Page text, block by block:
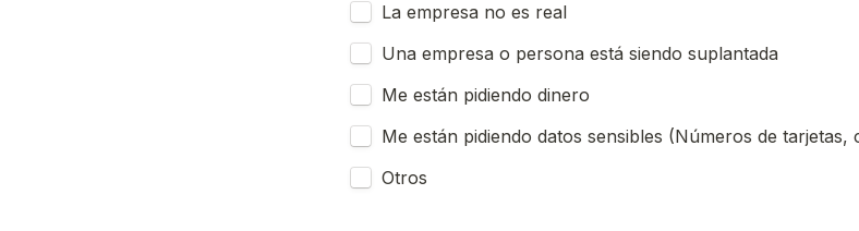
La empresa no es real
Una empresa o persona está siendo suplantada
Me están pidiendo dinero
Me están pidiendo datos sensibles (Números de tarjetas,
Otros